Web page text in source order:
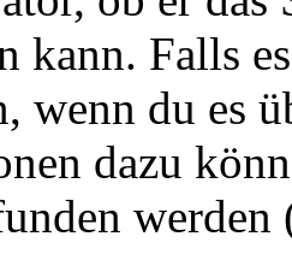
kann. Falls
wenn du es
dazu